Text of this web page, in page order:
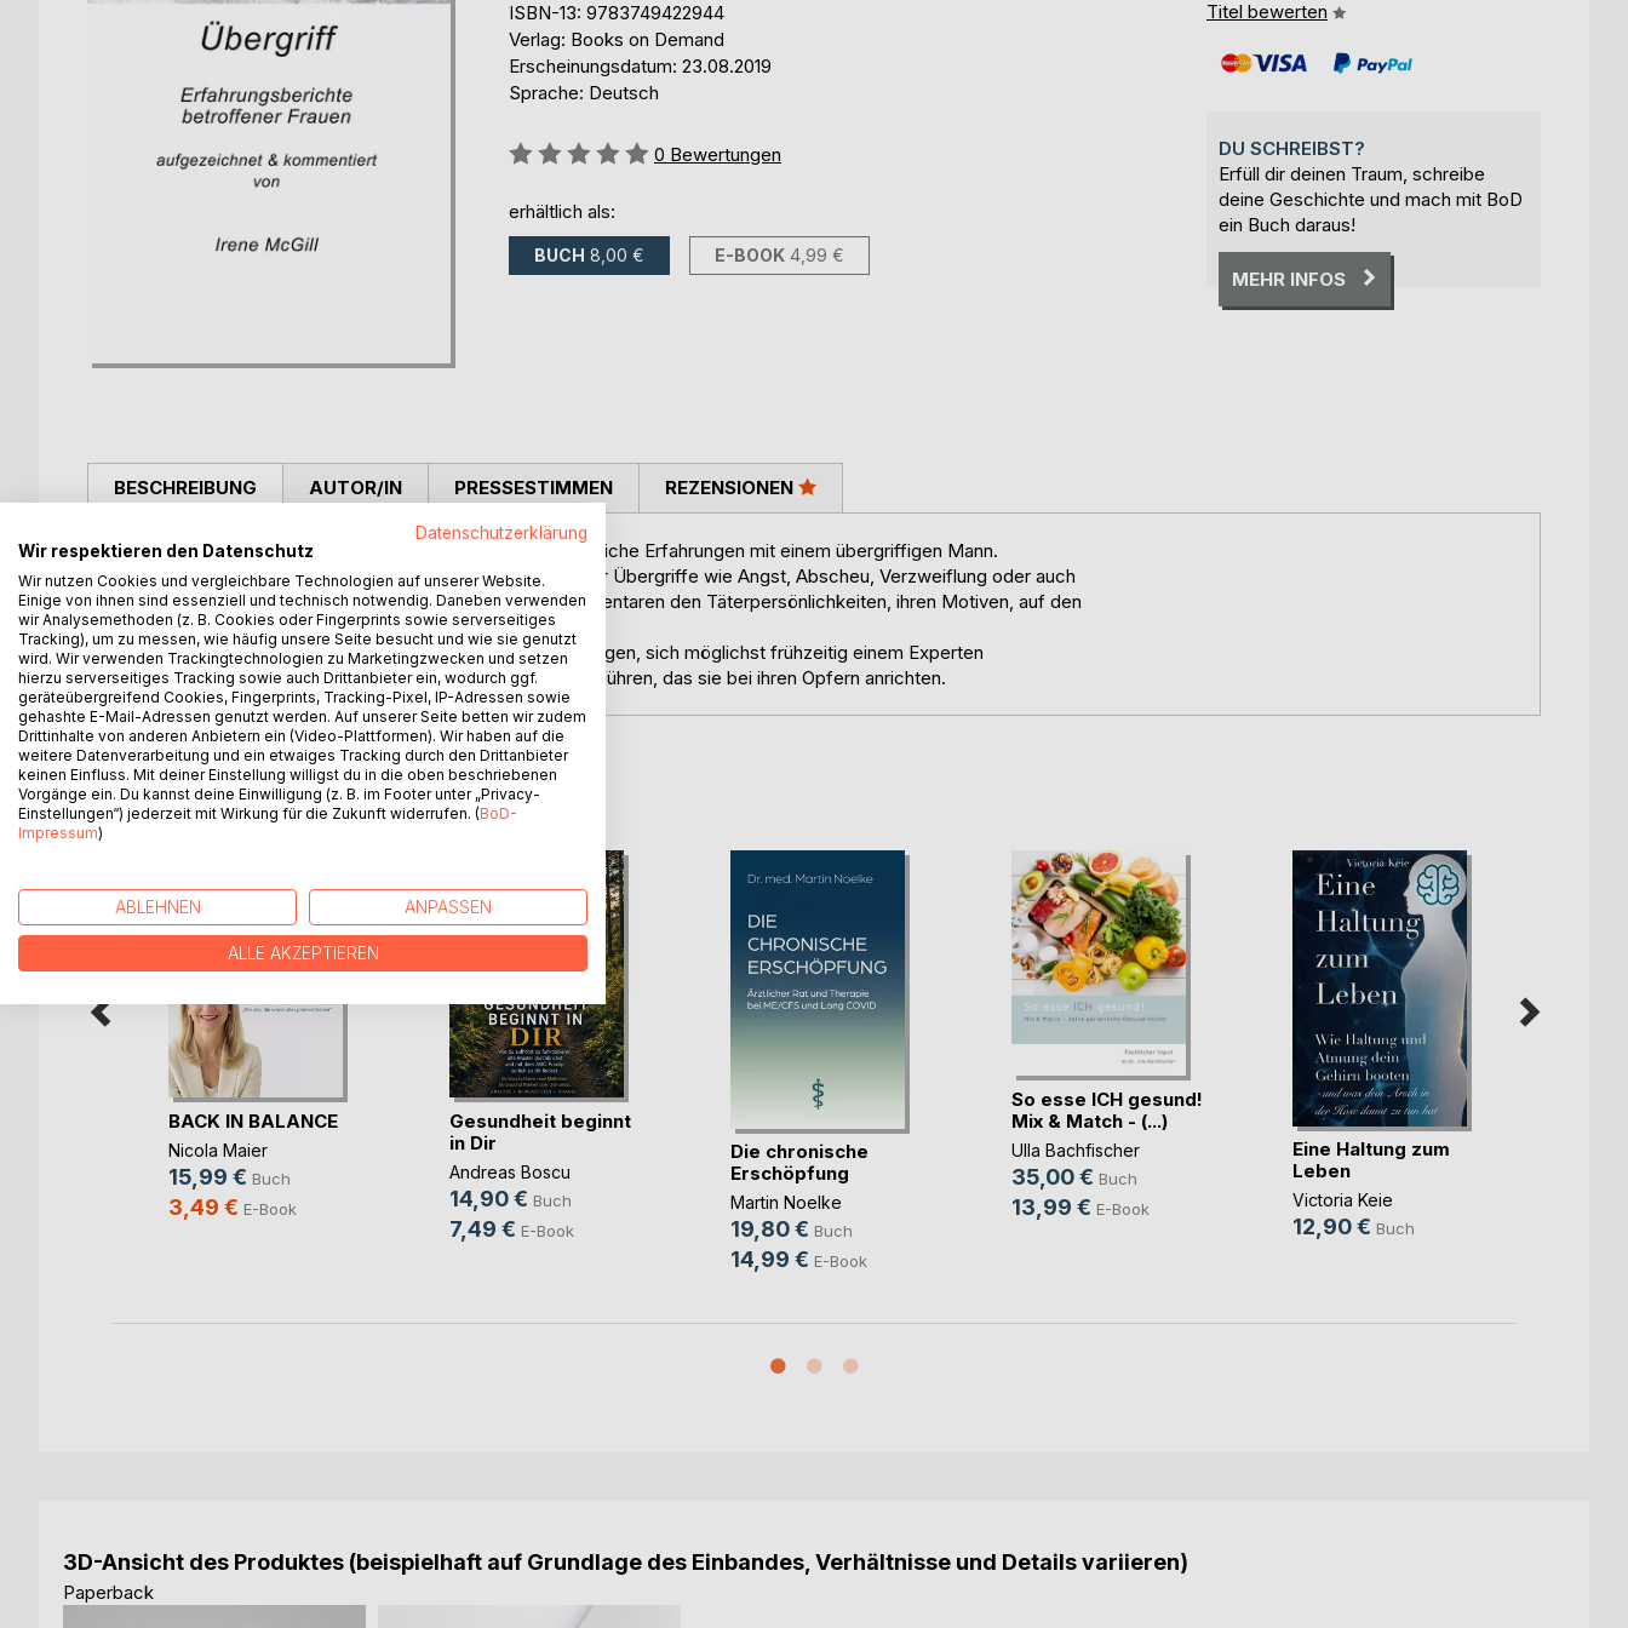
ISBN-13: 9783749422944
Verlag: Books on Demand
Erscheinungsdatum: 23.08.2019
Sprache: Deutsch
Bewertung::
0 Bewertungen
erhältlich als:
BUCH 8,00 € E-BOOK 4,99 €
Titel bewerten
DU SCHREIBST?
Erfüll dir deinen Traum, schreibe
deine Geschichte und mach mit BoD
ein Buch daraus!
MEHR INFOS
BESCHREIBUNG
In diesem Buch berichten 11 Frauen detailliert über persönliche Erfahrungen mit einem übergriffigen Mann.
Die Autorin lässt uns die unterschiedlichsten Folgen dieser Übergriffe wie Angst, Abscheu, Verzweiflung oder auch
Scham aus Sicht der Opfer miterleben, und geht in Kommentaren den Täterpersönlichkeiten, ihren Motiven, auf den
Grund.
Mit dieser Schrift will die Autorin betroffene Frauen ermutigen, sich möglichst frühzeitig einem Experten
anzuvertrauen, den Tätern wiederum das Leid vor Augen führen, das sie bei ihren Opfern anrichten.
AUTOR/IN PRESSESTIMMEN REZENSIONEN
WEITERE TITEL BEIBoD
BACK IN BALANCE
Nicola Maier
15,99 € Buch
3,49 € E-Book
Gesundheit beginnt
in Dir
Andreas Boscu
14,90 € Buch
7,49 € E-Book
Die chronische
Erschöpfung
Martin Noelke
19,80 € Buch
14,99 € E-Book
So esse ICH gesund!
Mix & Match - (...)
Ulla Bachfischer
35,00 € Buch
13,99 € E-Book
Eine Haltung zum
Leben
Victoria Keie
12,90 € Buch
3D-Ansicht des Produktes (beispielhaft auf Grundlage des Einbandes, Verhältnisse und Details variieren)
Paperback
Datenschutzerklärung
Wir respektieren den Datenschutz
Wir nutzen Cookies und vergleichbare Technologien auf unserer Website.
Einige von ihnen sind essenziell und technisch notwendig. Daneben verwenden
wir Analysemethoden (z. B. Cookies oder Fingerprints sowie serverseitiges
Tracking), um zu messen, wie häufig unsere Seite besucht und wie sie genutzt
wird. Wir verwenden Trackingtechnologien zu Marketingzwecken und setzen
hierzu serverseitiges Tracking sowie auch Drittanbieter ein, wodurch ggf.
geräteübergreifend Cookies, Fingerprints, Tracking-Pixel, IP-Adressen sowie
gehashte E-Mail-Adressen genutzt werden. Auf unserer Seite betten wir zudem
Drittinhalte von anderen Anbietern ein (Video-Plattformen). Wir haben auf die
weitere Datenverarbeitung und ein etwaiges Tracking durch den Drittanbieter
keinen Einfluss. Mit deiner Einstellung willigst du in die oben beschriebenen
Vorgänge ein. Du kannst deine Einwilligung (z. B. im Footer unter „Privacy-
Einstellungen“) jederzeit mit Wirkung für die Zukunft widerrufen. (BoD-
Impressum)
ABLEHNEN ANPASSEN
ALLE AKZEPTIEREN